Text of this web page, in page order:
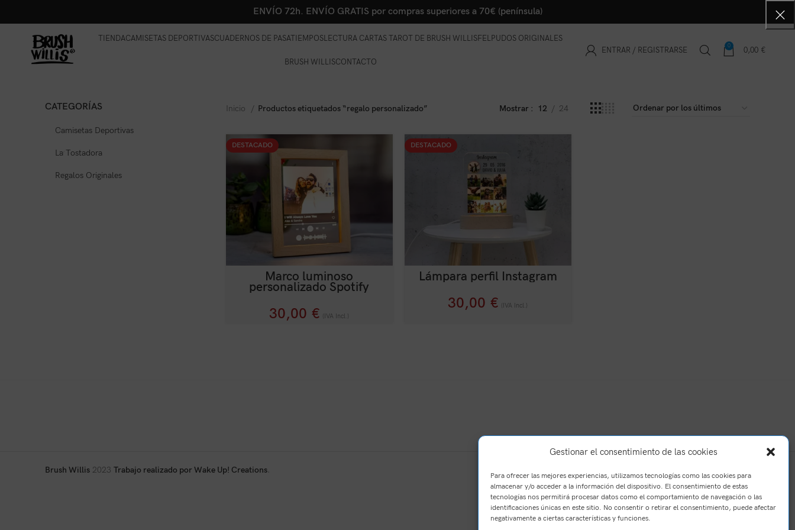
Gestionar el consentimiento de las cookies
Para ofrecer las mejores experiencias, utilizamos tecnologías como las cookies para
almacenar y/o acceder a la información del dispositivo. El consentimiento de estas
tecnologías nos permitirá procesar datos como el comportamiento de navegación o las
identificaciones únicas en este sitio. No consentir o retirar el consentimiento, puede afectar
negativamente a ciertas características y funciones.
ENVÍO 72h. ENVÍO GRATIS por compras superiores a 70€ (península)
TIENDACAMISETAS DEPORTIVASCUADERNOS DE PASATIEMPOSLECTURA CARTAS TAROT DE BRUSH WILLISFELPUDOS ORIGINALES
BRUSH WILLISCONTACTO
ENTRAR / REGISTRARSE 0 0,00 €
CATEGORÍAS
Camisetas Deportivas
La Tostadora
Regalos Originales
Inicio Productos etiquetados “regalo personalizado” Mostrar 12 24
DESTACADO
Marco luminoso
personalizado Spotify
30,00 € (IVA Incl.)
DESTACADO
Lámpara perfil Instagram
30,00 € (IVA Incl.)
Brush Willis 2023 Trabajo realizado por Wake Up! Creations.